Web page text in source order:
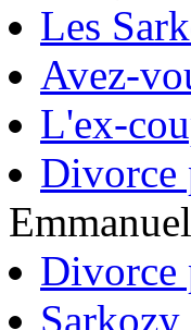
Les
Avez-
L'ex-
Divorce
Divorce